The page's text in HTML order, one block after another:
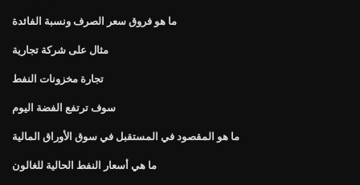
ما هو فروق سعر الصرف ونسبة الفائدة
مثال على شركة تجارية
تجارة مخزونات النفط
سوف ترتفع الفضة اليوم
ما هو المقصود في المستقبل في سوق الأوراق المالية
ما هي أسعار النفط الحالية للغالون